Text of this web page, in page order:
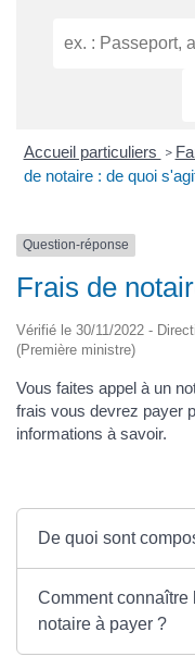
Accueil particuliers >
de notaire : de quoi
Question-réponse
Frais de
Vérifié le 30/11/2022 -
(Première ministre)
Vous faites appel à un
frais vous devrez payer
informations à savoir.
De quoi sont
Comment connaître
notaire à payer ?